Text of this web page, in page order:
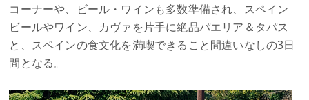
コーナーや、ビール・ワインも多数準備され、スペイン
ビールやワイン、カヴァを片手に絶品パエリア＆タパス
と、スペインの食文化を満喫できること間違いなしの3日
間となる。